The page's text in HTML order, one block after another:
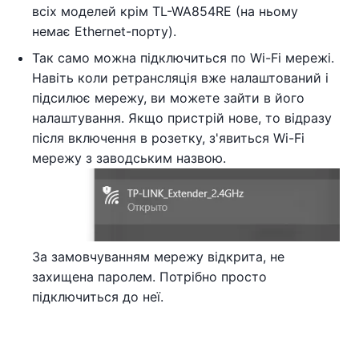
всіх моделей крім TL-WA854RE (на ньому
немає Ethernet-порту).
Так само можна підключиться по Wi-Fi мережі.
Навіть коли ретрансляція вже налаштований і
підсилює мережу, ви можете зайти в його
налаштування. Якщо пристрій нове, то відразу
після включення в розетку, з'явиться Wi-Fi
мережу з заводським назвою.
За замовчуванням мережу відкрита, не
захищена паролем. Потрібно просто
підключиться до неї.